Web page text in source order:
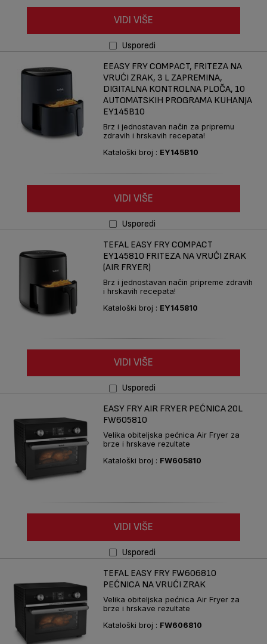
VIDI VIŠE
Usporedi
EEASY FRY COMPACT, FRITEZA NA
VRUĆI ZRAK, 3 L ZAPREMINA,
DIGITALNA KONTROLNA PLOČA, 10
AUTOMATSKIH PROGRAMA KUHANJA
EY145B10
Brz i jednostavan način za pripremu
zdravih i hrskavih recepata!
Kataloški broj : EY145B10
VIDI VIŠE
Usporedi
TEFAL EASY FRY COMPACT
EY145810 FRITEZA NA VRUĆI ZRAK
(AIR FRYER)
Brz i jednostavan način pripreme zdravih
i hrskavih recepata!
Kataloški broj : EY145810
VIDI VIŠE
Usporedi
EASY FRY AIR FRYER PEĆNICA 20L
FW605810
Velika obiteljska pećnica Air Fryer za
brze i hrskave rezultate
Kataloški broj : FW605810
VIDI VIŠE
Usporedi
TEFAL EASY FRY FW606810
PEĆNICA NA VRUĆI ZRAK
Velika obiteljska pećnica Air Fryer za
brze i hrskave rezultate
Kataloški broj : FW606810